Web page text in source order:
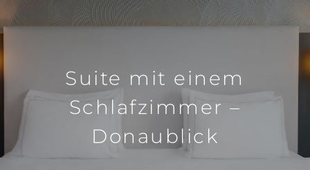
Suite mit einem
Schlafzimmer –
Donaublick